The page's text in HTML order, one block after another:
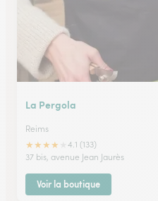
La Pergola
Reims
★★★★
4.1 (133)
37 bis, avenue Jean Jaurès
Voir la boutique